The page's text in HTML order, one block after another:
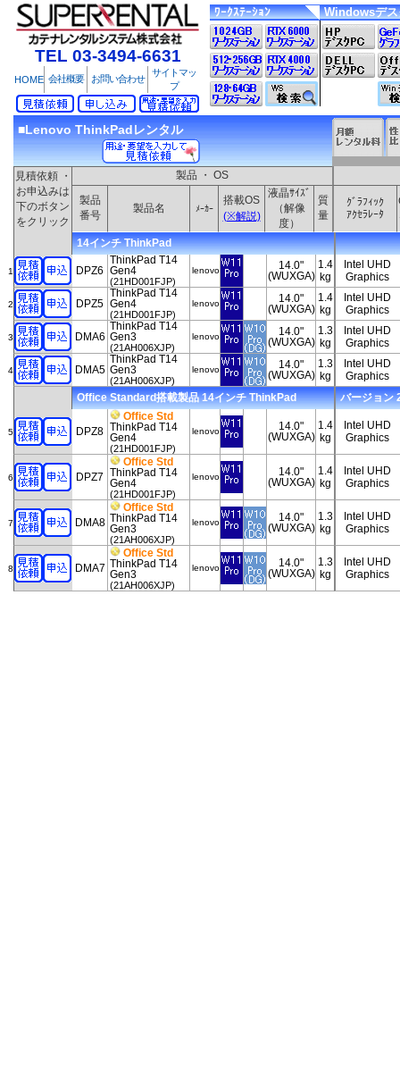
TEL 03-3494-6631
HOME 会社概要 お問い合わせ
サイトマッ
プ
ﾜｰｸｽﾃｰｼｮﾝ Windowsデス
■Lenovo ThinkPadレンタル
見積依頼 ・
お申込みは
下のボタン
をクリック
製品 ・ OS
製品
番号
製品名 ﾒｰｶｰ
搭載OS
(※解説)
液晶ｻｲｽﾞ
（解像
度）
質
量
ｸﾞﾗﾌｨｯｸ
ｱｸｾﾗﾚｰﾀ
14インチ ThinkPad
1 DPZ6
ThinkPad T14
Gen4
(21HD001FJP)
lenovo
14.0"
(WUXGA)
1.4
kg
Intel UHD
Graphics
2 DPZ5
ThinkPad T14
Gen4
(21HD001FJP)
lenovo
14.0"
(WUXGA)
1.4
kg
Intel UHD
Graphics
3 DMA6
ThinkPad T14
Gen3
(21AH006XJP)
lenovo
14.0"
(WUXGA)
1.3
kg
Intel UHD
Graphics
4 DMA5
ThinkPad T14
Gen3
(21AH006XJP)
lenovo
14.0"
(WUXGA)
1.3
kg
Intel UHD
Graphics
Office Standard搭載製品 14インチ ThinkPad
バージョン
5 DPZ8
Office Std
ThinkPad T14
Gen4
(21HD001FJP)
lenovo
14.0"
(WUXGA)
1.4
kg
Intel UHD
Graphics
6 DPZ7
Office Std
ThinkPad T14
Gen4
(21HD001FJP)
lenovo
14.0"
(WUXGA)
1.4
kg
Intel UHD
Graphics
7 DMA8
Office Std
ThinkPad T14
Gen3
(21AH006XJP)
lenovo
14.0"
(WUXGA)
1.3
kg
Intel UHD
Graphics
8 DMA7
Office Std
ThinkPad T14
Gen3
(21AH006XJP)
lenovo
14.0"
(WUXGA)
1.3
kg
Intel UHD
Graphics